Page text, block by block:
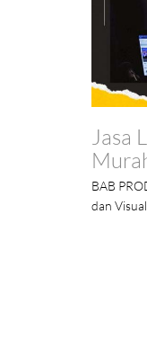
Jasa
BAB
dan